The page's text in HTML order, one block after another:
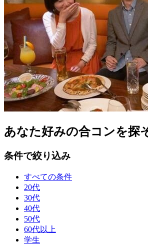
あなた好みの合コンを探
条件で絞り込み
すべての条件
20代
30代
40代
50代
60代以上
学生